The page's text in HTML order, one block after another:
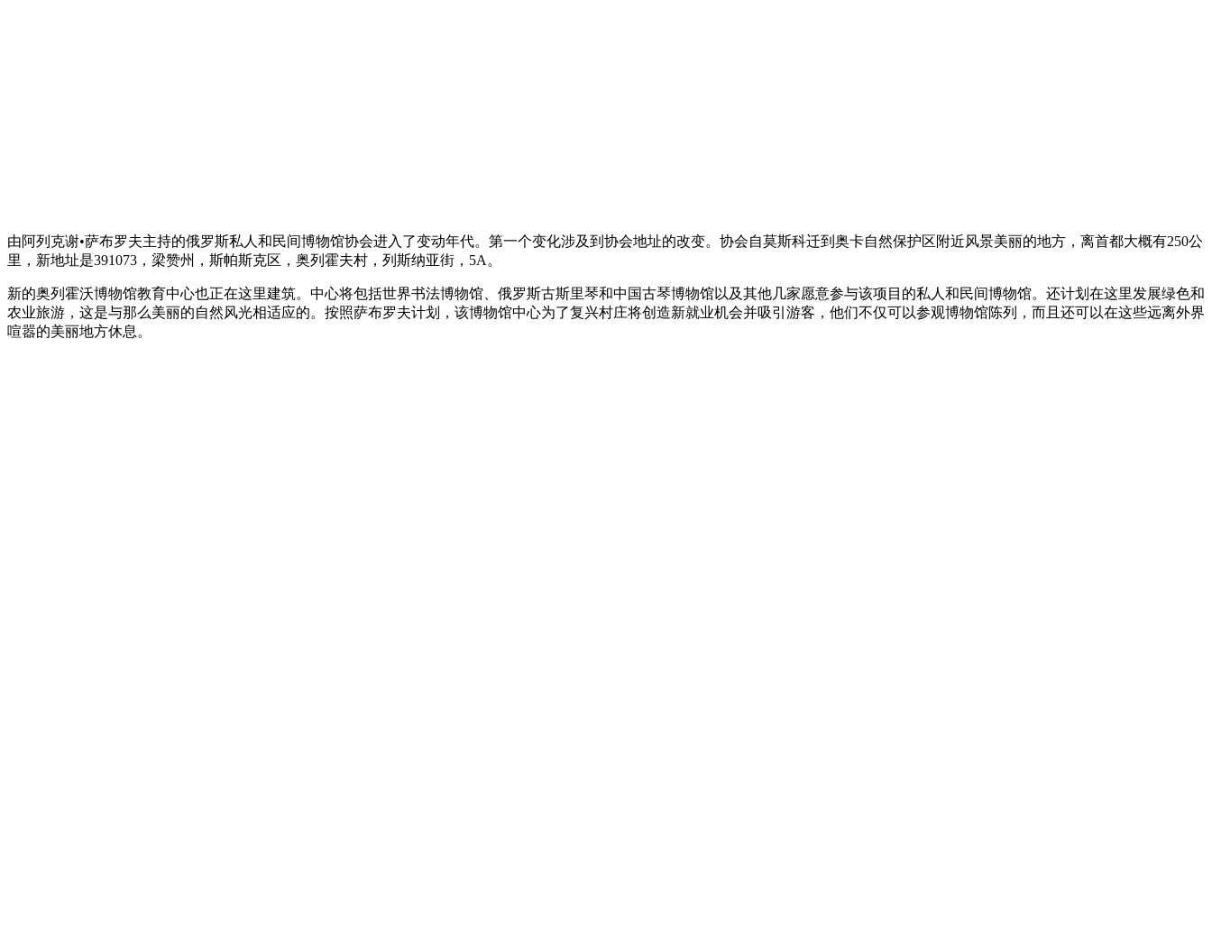
由阿列克谢•萨布罗夫主持的俄罗斯私人和民间博物馆协会进入了变动年代。第一个变化涉及到协会地址的改变。协会自莫斯科迁到奥卡自然保护区附近风景美丽的地方，离首都大概有250公
里，新地址是391073，梁赞州，斯帕斯克区，奥列霍夫村，列斯纳亚街，5A。
新的奥列霍沃博物馆教育中心也正在这里建筑。中心将包括世界书法博物馆、俄罗斯古斯里琴和中国古琴博物馆以及其他几家愿意参与该项目的私人和民间博物馆。还计划在这里发展绿色和
农业旅游，这是与那么美丽的自然风光相适应的。按照萨布罗夫计划，该博物馆中心为了复兴村庄将创造新就业机会并吸引游客，他们不仅可以参观博物馆陈列，而且还可以在这些远离外界
喧嚣的美丽地方休息。